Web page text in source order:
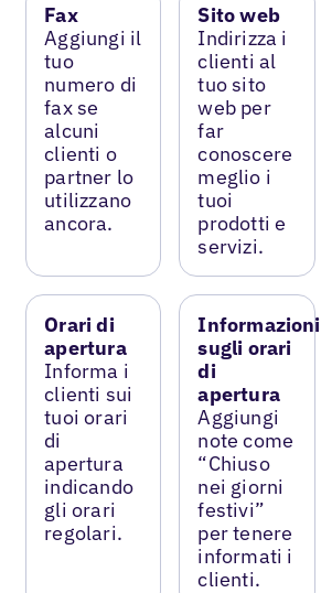
Fax
Aggiungi il
tuo
numero di
fax se
alcuni
clienti o
partner lo
utilizzano
ancora.
Sito web
Indirizza i
clienti al
tuo sito
web per
far
conoscere
meglio i
tuoi
prodotti e
servizi.
Orari di
apertura
Informa i
clienti sui
tuoi orari
di
apertura
indicando
gli orari
regolari.
Informazioni
sugli orari
di
apertura
Aggiungi
note come
“Chiuso
nei giorni
festivi”
per tenere
informati i
clienti.